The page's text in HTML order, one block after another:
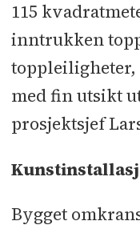
beslag:
Gartner:
Byggservicel
Buskerud
Swedoorl
115
inntrukken
toppleiligheter,
med fin utsikt
prosjektsjef
Bygget